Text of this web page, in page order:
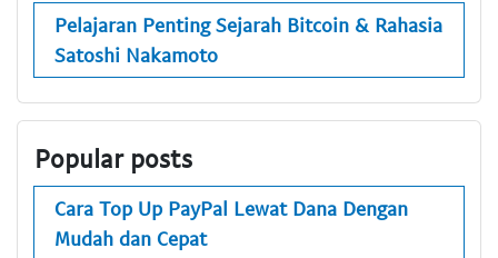
Pelajaran Penting Sejarah Bitcoin & Rahasia
Satoshi Nakamoto
Popular posts
Cara Top Up PayPal Lewat Dana Dengan
Mudah dan Cepat